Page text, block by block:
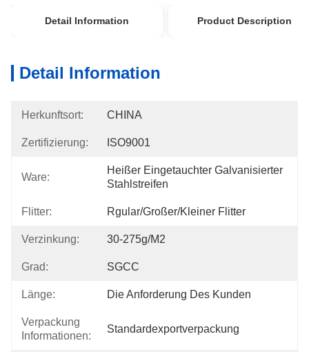
Detail Information Product Description
Detail Information
Herkunftsort: CHINA
Zertifizierung: ISO9001
Ware:
Heißer Eingetauchter Galvanisierter
Stahlstreifen
Flitter: Rgular/großer/kleiner Flitter
Verzinkung: 30-275g/m2
Grad: SGCC
Länge: Die Anforderung Des Kunden
Verpackung
Informationen:
Standardexportverpackung